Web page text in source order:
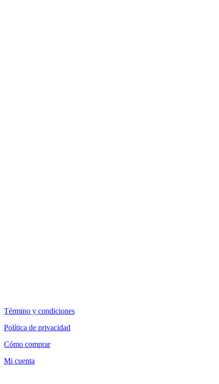
Término y condiciones
Política de privacidad
Cómo comprar
Mi cuenta